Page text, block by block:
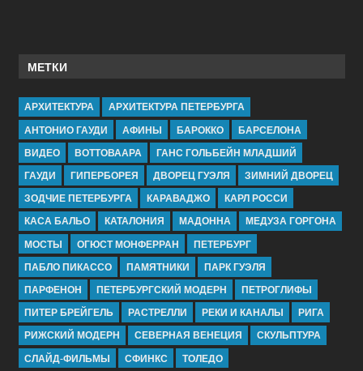
МЕТКИ
АРХИТЕКТУРА
АРХИТЕКТУРА ПЕТЕРБУРГА
АНТОНИО ГАУДИ
АФИНЫ БАРОККО
БАРСЕЛОНА
ВИДЕО
ВОТТОВААРА
ГАНС ГОЛЬБЕЙН МЛАДШИЙ
ГАУДИ
ГИПЕРБОРЕЯ ДВОРЕЦ ГУЭЛЯ
ЗИМНИЙ ДВОРЕЦ
ЗОДЧИЕ ПЕТЕРБУРГА
КАРАВАДЖО
КАРЛ РОССИ
КАСА БАЛЬО
КАТАЛОНИЯ МАДОННА
МЕДУЗА ГОРГОНА
МОСТЫ
ОГЮСТ МОНФЕРРАН
ПЕТЕРБУРГ
ПАБЛО ПИКАССО
ПАМЯТНИКИ
ПАРК ГУЭЛЯ
ПАРФЕНОН
ПЕТЕРБУРГСКИЙ МОДЕРН
ПЕТРОГЛИФЫ
ПИТЕР БРЕЙГЕЛЬ
РАСТРЕЛЛИ РЕКИ И КАНАЛЫ
РИГА
РИЖСКИЙ МОДЕРН
СЕВЕРНАЯ ВЕНЕЦИЯ
СКУЛЬПТУРА
СЛАЙД-ФИЛЬМЫ
СФИНКС ТОЛЕДО